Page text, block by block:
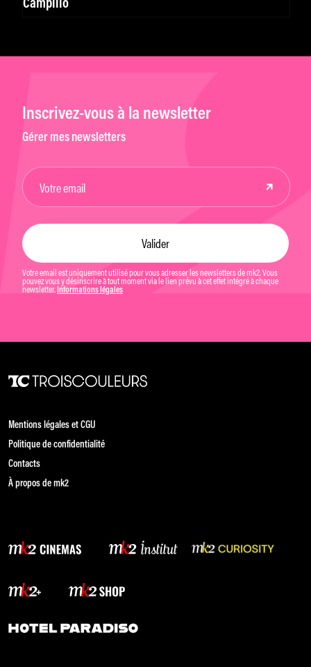
Campillo
Inscrivez-vous à la newsletter
Gérer mes newsletters
Votre email est uniquement utilisé pour vous adresser les newsletters de mk2. Vous
pouvez vous y désinscrire à tout moment via le lien prévu à cet effet intégré à chaque
newsletter. Informations légales
Mentions légales et CGU
Politique de confidentialité
Contacts
À propos de mk2